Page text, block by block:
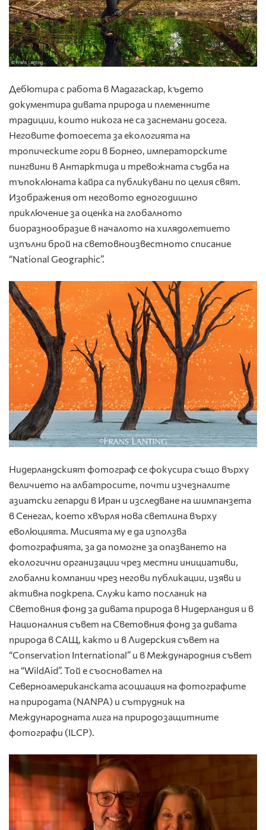
Дебютира с работа в Мадагаскар, където
документира дивата природа и племенните
традиции, които никога не са заснемани досега.
Неговите фотоесета за екологията на
тропическите гори в Борнео, императорските
пингвини в Антарктида и тревожната съдба на
тъпоклюната кайра са публикувани по целия свят.
Изображения от неговото едногодишно
приключение за оценка на глобалното
биоразнообразие в началото на хилядолетието
изпълни брой на световноизвестното списание
“National Geographic”.
Нидерландският фотограф се фокусира също върху
величието на албатросите, почти изчезналите
азиатски гепарди в Иран и изследване на шимпанзета
в Сенегал, което хвърля нова светлина върху
еволюцията. Мисията му е да използва
фотографията, за да помогне за опазването на
екологични организации чрез местни инициативи,
глобални компании чрез негови публикации, изяви и
активна подкрепа. Служи като посланик на
Световния фонд за дивата природа в Нидерландия и в
Националния съвет на Световния фонд за дивата
природа в САЩ, както и в Лидерския съвет на
“Conservation International” и в Международния съвет
на “WildAid”. Той е съосновател на
Северноамериканската асоциация на фотографите
на природата (NANPA) и сътрудник на
Международната лига на природозащитните
фотографи (ILCP).